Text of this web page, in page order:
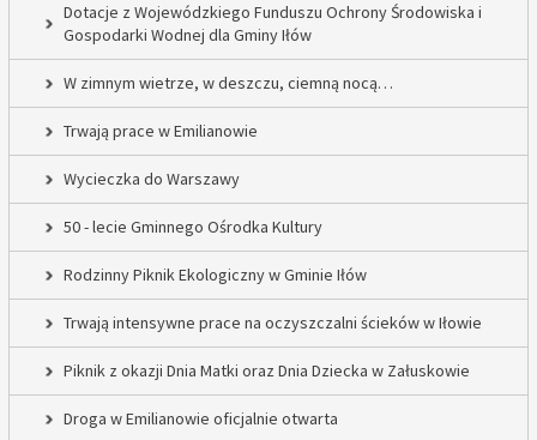
Dotacje z Wojewódzkiego Funduszu Ochrony Środowiska i
Gospodarki Wodnej dla Gminy Iłów
W zimnym wietrze, w deszczu, ciemną nocą…
Trwają prace w Emilianowie
Wycieczka do Warszawy
50 - lecie Gminnego Ośrodka Kultury
Rodzinny Piknik Ekologiczny w Gminie Iłów
Trwają intensywne prace na oczyszczalni ścieków w Iłowie
Piknik z okazji Dnia Matki oraz Dnia Dziecka w Załuskowie
Droga w Emilianowie oficjalnie otwarta